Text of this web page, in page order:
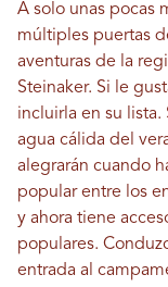
A solo unas pocas
múltiples puertas
aventuras de la
Steinaker. Si le
incluirla en su lista.
agua cálida del
alegrarán cuando
popular entre los
y ahora tiene
populares.
entrada al